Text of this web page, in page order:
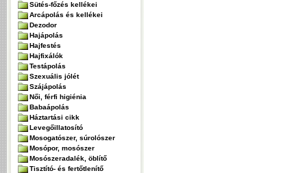
Sütés-főzés kellékei
Arcápolás és kellékei
Dezodor
Hajápolás
Hajfestés
Hajfixálók
Testápolás
Szexuális jólét
Szájápolás
Női, férfi higiénia
Babaápolás
Háztartási cikk
Levegőillatosító
Mosogatószer, súrolószer
Mosópor, mosószer
Mosószeradalék, öblítő
Tisztító- és fertőtlenítő